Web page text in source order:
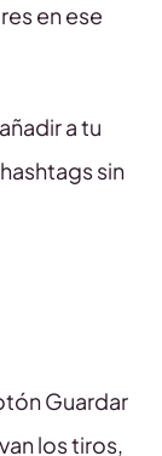
en ese
a tu
sin
Guardar
los tiros,